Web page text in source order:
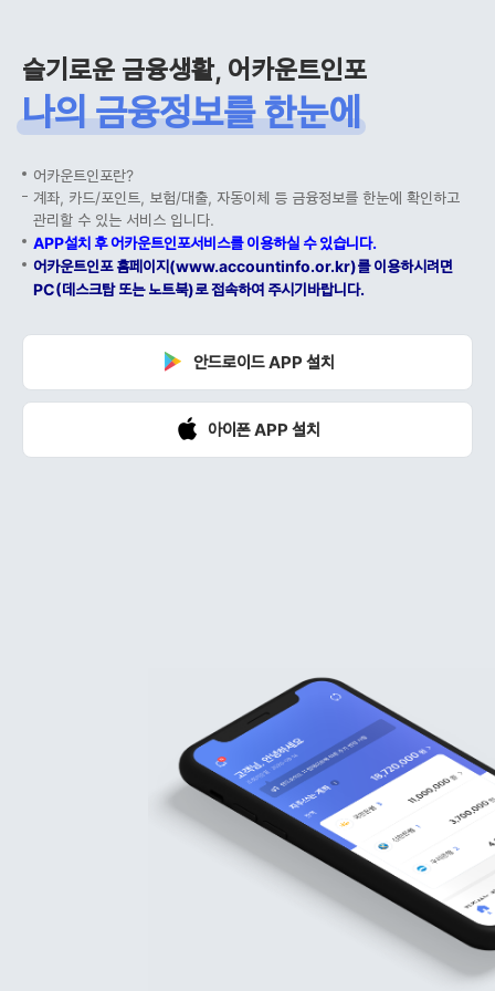
슬기로운 금융생활, 어카운트인포
나의 금융정보를 한눈에
어카운트인포란?
계좌, 카드/포인트, 보험/대출, 자동이체 등 금융정보를 한눈에 확인하고
관리할 수 있는 서비스 입니다.
APP설치 후 어카운트인포서비스를 이용하실 수 있습니다.
어카운트인포 홈페이지(www.accountinfo.or.kr)를 이용하시려면
PC(데스크탑 또는 노트북)로 접속하여 주시기바랍니다.
안드로이드 APP 설치
아이폰 APP 설치